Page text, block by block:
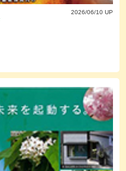
2026/06/10 UP